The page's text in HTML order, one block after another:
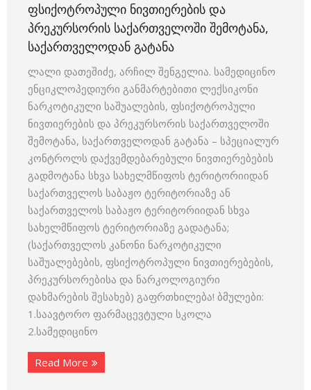
ᲤᲡᲘᲥᲝᲢᲠᲝᲞᲣᲚᲘ ᲜᲘᲕᲗᲘᲔᲠᲔᲑᲘᲡ ᲓᲐ
ᲞᲠᲔᲙᲣᲠᲡᲝᲠᲘᲡ ᲡᲐᲥᲐᲠᲗᲕᲔᲚᲝᲨᲘ ᲨᲔᲛᲝᲢᲐᲜᲐ,
ᲡᲐᲥᲐᲠᲗᲕᲔᲚᲝᲓᲐᲜ ᲒᲐᲢᲐᲜᲐ
ლალი დათეშიძე, არჩილ შენგელია. სამედიცინო
ენციკლოპედიური განმარტებითი ლექსიკონი
ნარკოტიკული საშუალების, ფსიქოტროპული
ნივთიერების და პრეკურსორის საქართველოში
შემოტანა, საქართველოდან გატანა – სპეციალურ
კონტროლს დაქვემდებარებული ნივთიერებების
გადმოტანა სხვა სახელმწიფოს ტერიტორიიდან
საქართველოს საბაჟო ტერიტორიაზე ან
საქართველოს საბაჟო ტერიტორიიდან სხვა
სახელმწიფოს ტერიტორიაზე გადატანა;
(საქართველოს კანონი ნარკოტიკული
საშუალებების, ფსიქოტროპული ნივთიერებების,
პრეკურსორებისა და ნარკოლოგიური
დახმარების შესახებ) გაფრთხილება! ბმულები:
1.საავტორო ფარმაცევტული სკოლა
2.სამედიცინო
Read More